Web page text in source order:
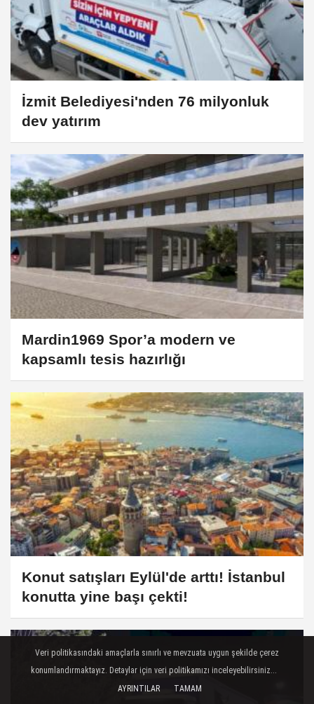
İzmit Belediyesi'nden 76 milyonluk
dev yatırım
Mardin1969 Spor’a modern ve
kapsamlı tesis hazırlığı
Konut satışları Eylül'de arttı! İstanbul
konutta yine başı çekti!
Veri politikasındaki amaçlarla sınırlı ve mevzuata uygun şekilde çerez
konumlandırmaktayız. Detaylar için veri politikamızı inceleyebilirsiniz...
AYRINTILAR
TAMAM